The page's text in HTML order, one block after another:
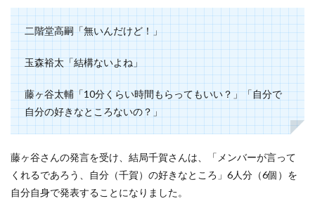
二階堂高嗣「無いんだけど！」
玉森裕太「結構ないよね」
藤ヶ谷太輔「10分くらい時間もらってもいい？」「自分で
自分の好きなところないの？」
藤ヶ谷さんの発言を受け、結局千賀さんは、「メンバーが言って
くれるであろう、自分（千賀）の好きなところ」6人分（6個）を
自分自身で発表することになりました。